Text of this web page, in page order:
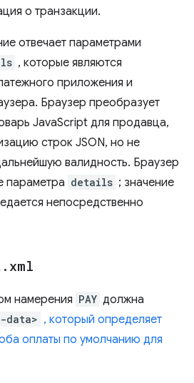
о транзакции.
отвечает параметрами
, которые являются
приложения и
Браузер преобразует
JavaScript для продавца,
строк JSON, но не
валидность. Браузер
параметра details ; значение
непосредственно
. xml
намерения PAY должна
data> , который определяет
оплаты по умолчанию для